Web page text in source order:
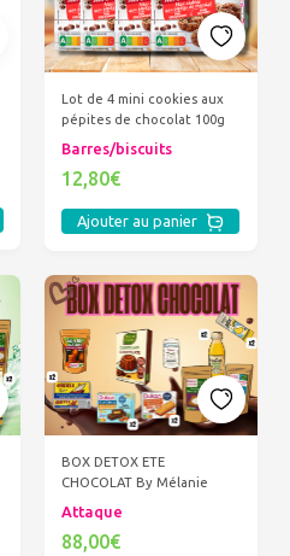
Lot de 4 mini cookies aux
pépites de chocolat 100g
Barres/biscuits
12,80€
Ajouter au panier
BOX DETOX ETE
CHOCOLAT By Mélanie
Attaque
88,00€